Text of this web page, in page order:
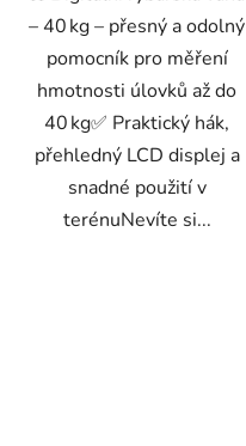
– 40 kg – přesný a odolný
pomocník pro měření
hmotnosti úlovků až do
40 kg✅ Praktický hák,
přehledný LCD displej a
snadné použití v
terénuNevíte si...